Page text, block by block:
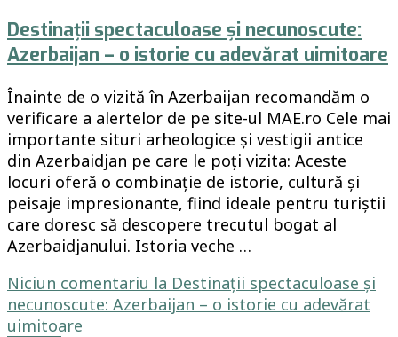
Destinații spectaculoase și necunoscute:
Azerbaijan – o istorie cu adevărat uimitoare
Înainte de o vizită în Azerbaijan recomandăm o
verificare a alertelor de pe site-ul MAE.ro Cele mai
importante situri arheologice și vestigii antice
din Azerbaidjan pe care le poți vizita: Aceste
locuri oferă o combinație de istorie, cultură și
peisaje impresionante, fiind ideale pentru turiștii
care doresc să descopere trecutul bogat al
Azerbaidjanului. Istoria veche …
Niciun comentariu la Destinații spectaculoase și
necunoscute: Azerbaijan – o istorie cu adevărat
uimitoare